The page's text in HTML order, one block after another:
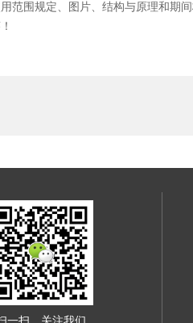
范围规定、图片、结构与原理和期